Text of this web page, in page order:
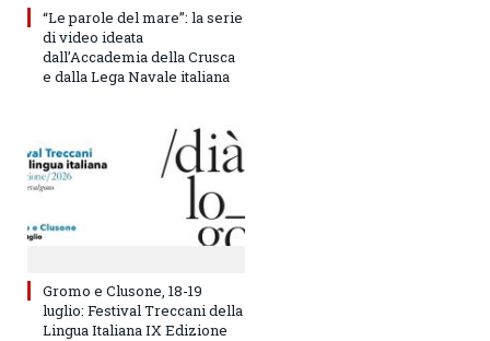
“Le parole del mare”: la serie
di video ideata
dall’Accademia della Crusca
e dalla Lega Navale italiana
Gromo e Clusone, 18-19
luglio: Festival Treccani della
Lingua Italiana IX Edizione